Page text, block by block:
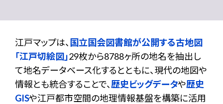
江戸マップは、 国立国会図書館が公開する古地図
「江戸切絵図」29枚から8788ヶ所の地名を抽出し
て地名データベース化するとともに、現代の地図や
情報とも統合することで、歴史ビッグデータや歴史
GISや江戸都市空間の地理情報基盤を構築に活用